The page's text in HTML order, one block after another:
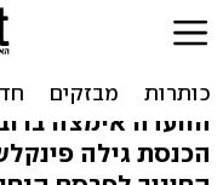
הכנסת
ובלי סנטה
הוועדה אימצה
הכנסת גילה